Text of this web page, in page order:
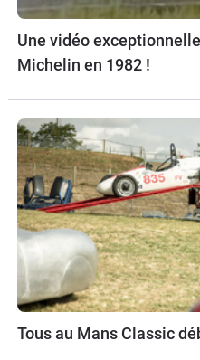
Une vidéo
Michelin en 1982 !
Tous au Mans Classic